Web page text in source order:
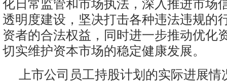
化日常监管和市场执法，深入推进市场
透明度建设，坚决打击各种违法违规的
资者的合法权益，同时进一步推动优化
切实维护资本市场的稳定健康发展。
上市公司员工持股计划的实际进展